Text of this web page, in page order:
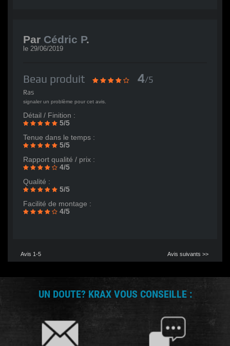
Par Cédric P.
le 29/06/2019
Beau produit 4/5
Ras
signaler un problème pour cet avis.
Détail / Finition :
5/5
Tenue dans le temps :
5/5
Rapport qualité / prix :
4/5
Qualité :
5/5
Facilité de montage :
4/5
Avis 1-5 Avis suivants >>
UN DOUTE? KRAX VOUS CONSEILLE :